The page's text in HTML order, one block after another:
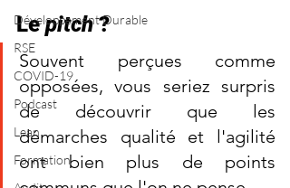
Développement Durable
RSE
COVID-19
Podcast
Lean
Formation
Le pitch ?
Souvent perçues comme
opposées, vous seriez surpris
de découvrir que les
démarches qualité et l'agilité
ont bien plus de points